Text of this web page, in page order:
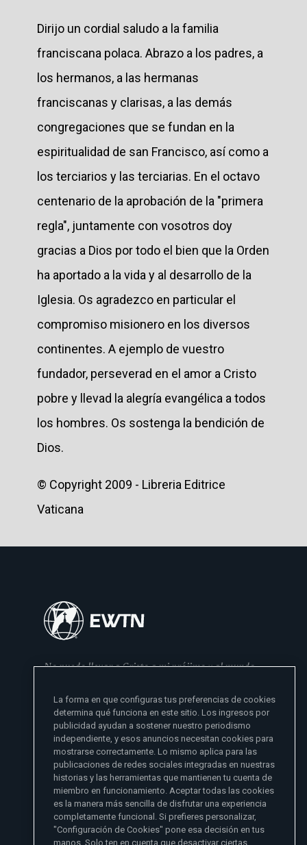
Dirijo un cordial saludo a la familia
franciscana polaca. Abrazo a los padres, a
los hermanos, a las hermanas
franciscanas y clarisas, a las demás
congregaciones que se fundan en la
espiritualidad de san Francisco, así como a
los terciarios y las terciarias. En el octavo
centenario de la aprobación de la "primera
regla", juntamente con vosotros doy
gracias a Dios por todo el bien que la Orden
ha aportado a la vida y al desarrollo de la
Iglesia. Os agradezco en particular el
compromiso misionero en los diversos
continentes. A ejemplo de vuestro
fundador, perseverad en el amor a Cristo
pobre y llevad la alegría evangélica a todos
los hombres. Os sostenga la bendición de
Dios.
© Copyright 2009 - Libreria Editrice
Vaticana
No puedo llevar a Cristo a mi prójimo y al mundo
- Madre Angelica
Sitios de noticias EWTN
Aci Prensa
Afiliados
La forma en que configuras tus preferencias de cookies
determina qué funciona en este sitio. Los ingresos por
publicidad ayudan a sostener nuestro periodismo
independiente, y esos anuncios necesitan cookies para
mostrarse correctamente. Lo mismo aplica para las
publicaciones de redes sociales integradas en nuestras
historias y las herramientas que mantienen tu cuenta de
miembro en funcionamiento. Aceptar todas las cookies
es la manera más sencilla de disfrutar una experiencia
completamente funcional. Si prefieres personalizar,
"Configuración de Cookies" pone esa decisión en tus
manos. Solo ten en cuenta que desactivar ciertas